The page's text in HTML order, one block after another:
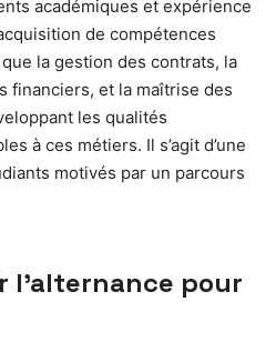
académiques et expérience
de compétences
la gestion des contrats, la
financiers, et la maîtrise des
les qualités
à ces métiers. Il s’agit d’une
motivés par un parcours
l’alternance pour